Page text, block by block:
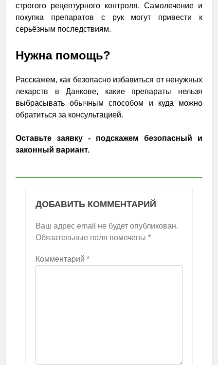
строгого рецептурного контроля. Самолечение и
покупка препаратов с рук могут привести к
серьёзным последствиям.
Нужна помощь?
Расскажем, как безопасно избавиться от ненужных
лекарств в Данкове, какие препараты нельзя
выбрасывать обычным способом и куда можно
обратиться за консультацией.
Оставьте заявку - подскажем безопасный и
законный вариант.
ДОБАВИТЬ КОММЕНТАРИЙ
Ваш адрес email не будет опубликован.
Обязательные поля помечены *
Комментарий *